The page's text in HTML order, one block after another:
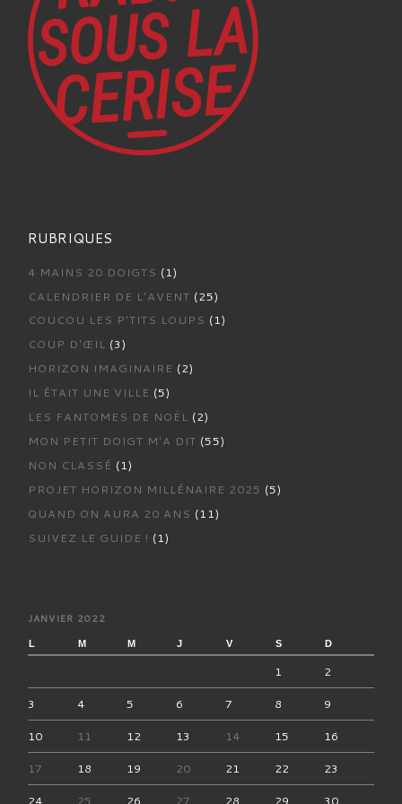
RUBRIQUES
4 MAINS 20 DOIGTS (1)
CALENDRIER DE L'AVENT (25)
COUCOU LES P'TITS LOUPS (1)
COUP D'ŒIL (3)
HORIZON IMAGINAIRE (2)
IL ÉTAIT UNE VILLE (5)
LES FANTOMES DE NOËL (2)
MON PETIT DOIGT M'A DIT (55)
NON CLASSÉ (1)
PROJET HORIZON MILLÉNAIRE 2025 (5)
QUAND ON AURA 20 ANS (11)
SUIVEZ LE GUIDE ! (1)
JANVIER 2022
L M M J V S D
1
2
3
4 5 6 7 8
9
10
11 12 13 14 15
16
17
18 19 20 21 22
23
24
25 26 27 28 29 30